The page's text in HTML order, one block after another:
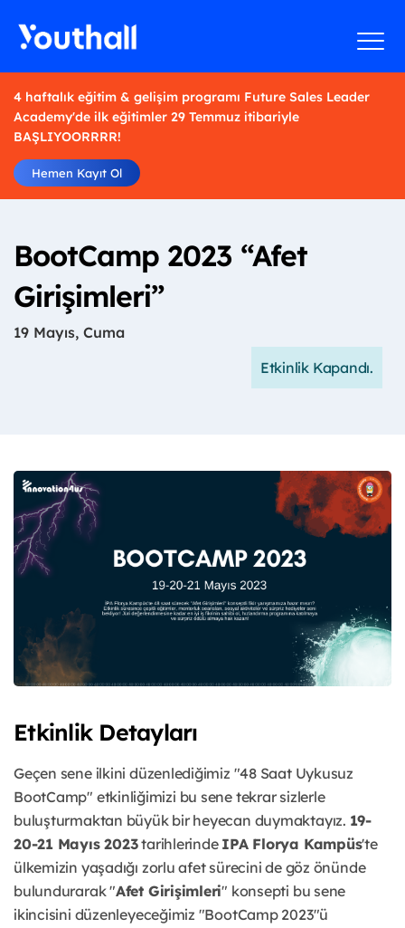
4 haftalık eğitim & gelişim programı Future Sales Leader
Academy'de ilk eğitimler 29 Temmuz itibariyle
BAŞLIYOORRRR!
Hemen Kayıt Ol
BootCamp 2023 “Afet
Girişimleri”
19 Mayıs, Cuma
Etkinlik Kapandı.
Etkinlik Detayları
Geçen sene ilkini düzenlediğimiz "48 Saat Uykusuz
BootCamp" etkinliğimizi bu sene tekrar sizlerle
buluşturmaktan büyük bir heyecan duymaktayız. 19-
20-21 Mayıs 2023tarihlerinde IPA Florya Kampüs'te
ülkemizin yaşadığı zorlu afet sürecini de göz önünde
bulundurarak "Afet Girişimleri" konsepti bu sene
ikincisini düzenleyeceğimiz "BootCamp 2023"ü